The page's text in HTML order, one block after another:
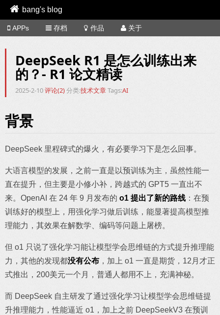
bang's blog
APPs 存档 作品 关于
DeepSeek R1 是怎么训练出来
的？- R1 论文精读
2025-2-10评论(2)分类:技术文章Tags:AI
背景
DeepSeek 里程碑式的爆火，有必要学习下是怎么回事。
大语言模型的发展，之前一直是以预训练为主，虽然性能一
直在提升，但主要是小修小补，跨越式的 GPT5 一直出不
来。OpenAI 在 24 年 9 月发布的 o1 提出了新的路线 ：在预
训练好的模型上，用强化学习做后训练，能显著提高模型推
理能力，其效果在解数学、编码等问题上屠榜。
但 o1 只说了强化学习能让模型学会思维链的方式提升推理能
力，其他的发现都没有公布 ，加上 o1 一直是期货，12月才正
式推出，200美元一个月，普通人都用不上，充满神秘。
而 DeepSeek 自主研发了通过强化学习让模型学会思维链提
升推理能力，性能逼近 o1，加上之前 DeepSeekV3 在预训